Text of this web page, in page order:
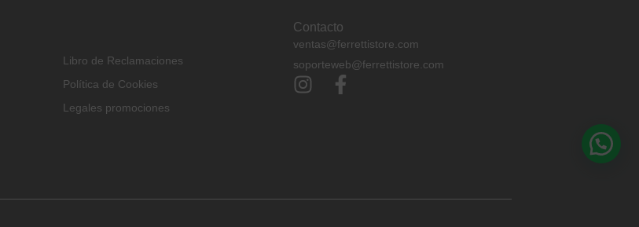
Libro de Reclamaciones
Política de Cookies
Legales promociones
Contacto
ventas@ferrettistore.com
soporteweb@ferrettistore.com